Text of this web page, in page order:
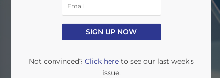
Spanish
SIGN UP NOW
Not convinced? Click hereto see our last week's
issue.